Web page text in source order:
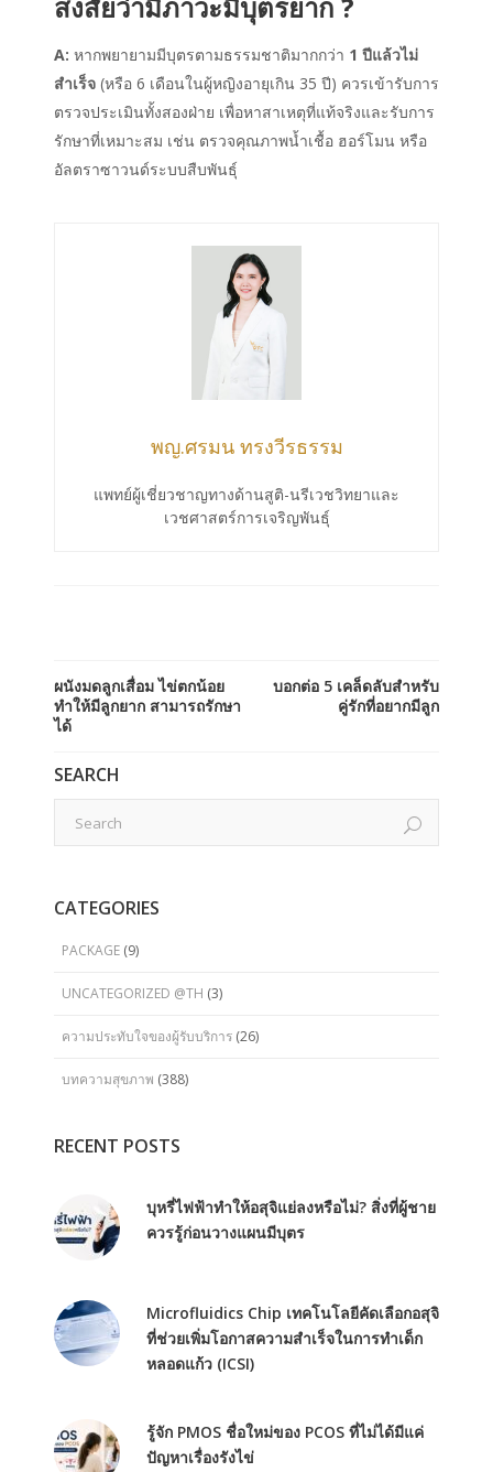
A: หากพยายามมีบุตรตามธรรมชาติมากกว่า 1 ปีแล้วไม่
สำเร็จ (หรือ 6 เดือนในผู้หญิงอายุเกิน 35 ปี) ควรเข้ารับการ
ตรวจประเมินทั้งสองฝ่าย เพื่อหาสาเหตุที่แท้จริงและรับการ
รักษาที่เหมาะสม เช่น ตรวจคุณภาพน้ำเชื้อ ฮอร์โมน หรือ
อัลตราซาวนด์ระบบสืบพันธุ์
พญ.ศรมน ทรงวีรธรรม
แพทย์ผู้เชี่ยวชาญทางด้านสูติ-นรีเวชวิทยาและ
เวชศาสตร์การเจริญพันธุ์
ผนังมดลูกเสื่อม ไข่ตกน้อย
ทำให้มีลูกยาก สามารถรักษา
ได้
บอกต่อ 5 เคล็ดลับสำหรับ
คู่รักที่อยากมีลูก
SEARCH
CATEGORIES
PACKAGE (9)
UNCATEGORIZED @TH (3)
ความประทับใจของผู้รับบริการ (26)
บทความสุขภาพ (388)
RECENT POSTS
บุหรี่ไฟฟ้าทำให้อสุจิแย่ลงหรือไม่? สิ่งที่ผู้ชาย
ควรรู้ก่อนวางแผนมีบุตร
Microfluidics Chip เทคโนโลยีคัดเลือกอสุจิ
ที่ช่วยเพิ่มโอกาสความสำเร็จในการทำเด็ก
หลอดแก้ว (ICSI)
รู้จัก PMOS ชื่อใหม่ของ PCOS ที่ไม่ได้มีแค่
ปัญหาเรื่องรังไข่